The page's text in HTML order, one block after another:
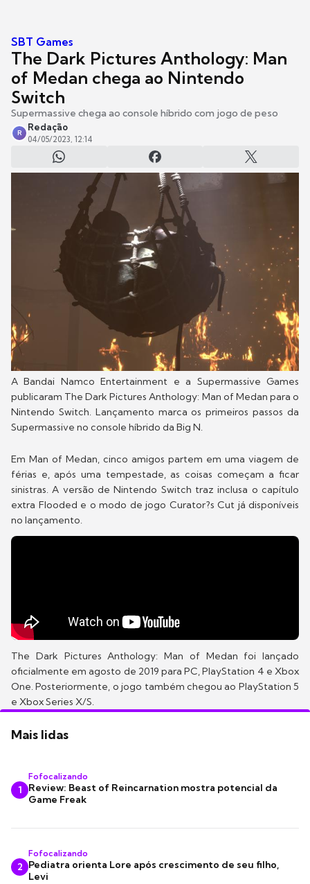
SBT Games
The Dark Pictures Anthology: Man
of Medan chega ao Nintendo
Switch
Supermassive chega ao console híbrido com jogo de peso
R
Redação
04/05/2023, 12:14
A Bandai Namco Entertainment e a Supermassive Games
publicaram The Dark Pictures Anthology: Man of Medan para o
Nintendo Switch. Lançamento marca os primeiros passos da
Supermassive no console híbrido da Big N.
Em Man of Medan, cinco amigos partem em uma viagem de
férias e, após uma tempestade, as coisas começam a ficar
sinistras. A versão de Nintendo Switch traz inclusa o capítulo
extra Flooded e o modo de jogo Curator?s Cut já disponíveis
no lançamento.
The Dark Pictures Anthology: Man of Medan foi lançado
oficialmente em agosto de 2019 para PC, PlayStation 4 e Xbox
One. Posteriormente, o jogo também chegou ao PlayStation 5
e Xbox Series X/S.
Mais lidas
1
Fofocalizando
Review: Beast of Reincarnation mostra potencial da
Game Freak
2
Fofocalizando
Pediatra orienta Lore após crescimento de seu filho,
Levi